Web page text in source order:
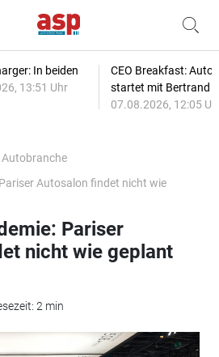
In beiden
13:51 Uhr
CEO Breakfast:
startet mit Bertrand
07.08.2026, 12:05
Autobranche
Autosalon findet nicht wie
Pariser
nicht wie geplant
2 min